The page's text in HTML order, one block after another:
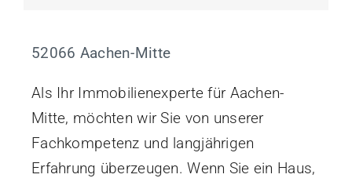
52066 Aachen-Mitte
Als Ihr Immobilienexperte für Aachen-
Mitte, möchten wir Sie von unserer
Fachkompetenz und langjährigen
Erfahrung überzeugen. Wenn Sie ein Haus,